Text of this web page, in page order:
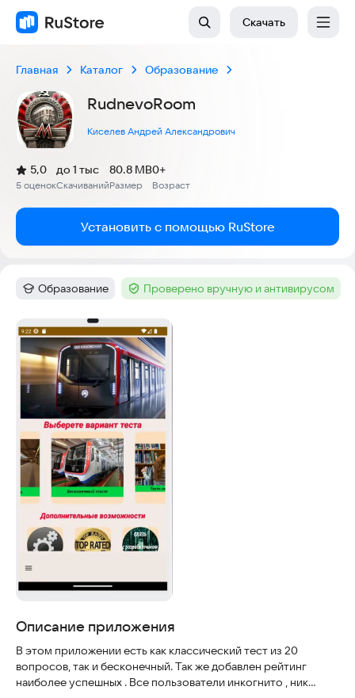
Скачать
Главная Каталог Образование
RudnevoRoom
Киселев Андрей Александрович
Рейтинг:
5,0
(
5 оценок
)
Скачиваний
до 1 тыс
Размер
80.8 MB
Возраст
0+
Установить с помощью RuStore
Категория:
Образование Тег :Проверено вручную и антивирусом
Скриншоты
Описание приложения
В этом приложении есть как классический тест из 20
вопросов, так и бесконечный. Так же добавлен рейтинг
наиболее успешных . Все пользователи инкогнито , ник